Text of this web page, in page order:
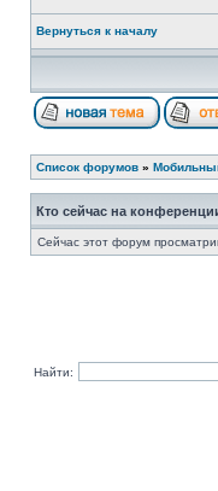
Вернуться к началу
Список форумов »
Кто сейчас на
Сейчас этот форум
Найти: